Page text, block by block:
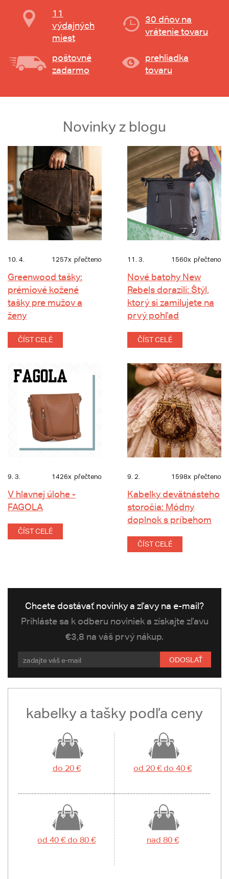
11
výdajných
miest
30 dňov na
vrátenie tovaru
poštovné
zadarmo
prehliadka
tovaru
Novinky z blogu
10. 4. 1257x přečteno
Greenwood tašky:
prémiové kožené
tašky pre mužov a
ženy
ČÍST CELÉ
11. 3. 1560x přečteno
Nové batohy New
Rebels dorazili: Štýl,
ktorý si zamilujete na
prvý pohľad
ČÍST CELÉ
9. 3. 1426x přečteno
V hlavnej úlohe -
FAGOLA
ČÍST CELÉ
9. 2. 1598x přečteno
Kabelky devätnásteho
storočia: Módny
doplnok s príbehom
ČÍST CELÉ
Chcete dostávať novinky a zľavy na e-mail?
Prihláste sa k odberu noviniek a získajte zľavu
€3,8 na váš prvý nákup.
ODOSLAŤ
kabelky a tašky podľa ceny
do 20 € od 20 € do 40 €
od 40 € do 80 € nad 80 €